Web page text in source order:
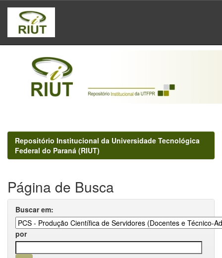
Skip
navigation
Repositório Institucional da Universidade Tecnológica
Federal do Paraná (RIUT)
Página de Busca
Buscar em:
por